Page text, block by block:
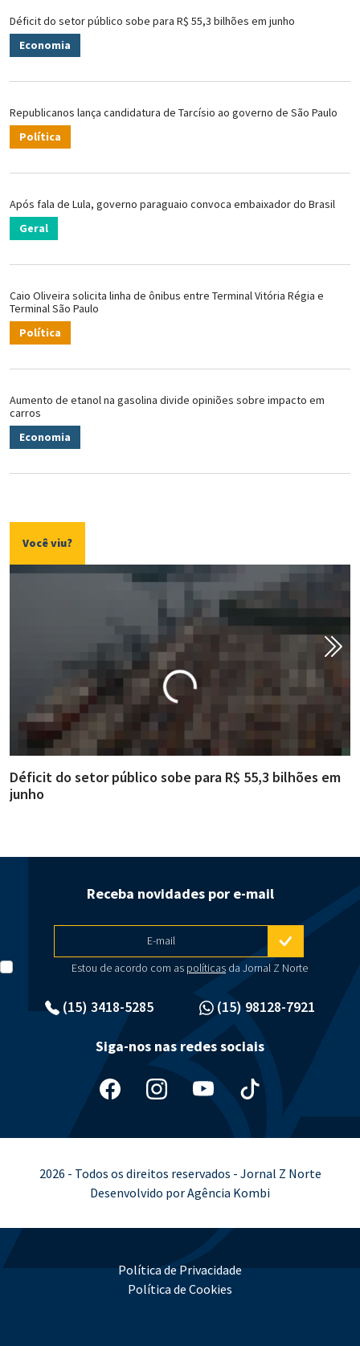
Déficit do setor público sobe para R$ 55,3 bilhões em junho
Economia
Republicanos lança candidatura de Tarcísio ao governo de São Paulo
Política
Após fala de Lula, governo paraguaio convoca embaixador do Brasil
Geral
Caio Oliveira solicita linha de ônibus entre Terminal Vitória Régia e
Terminal São Paulo
Política
Aumento de etanol na gasolina divide opiniões sobre impacto em
carros
Economia
Você viu?
Déficit do setor público sobe para R$ 55,3 bilhões em
junho
(15) 3418-5285 (15) 98128-7921
Receba novidades por e-mail
E-mail
Estou de acordo com as políticasda Jornal Z Norte
Siga-nos nas redes sociais
2026 - Todos os direitos reservados - Jornal Z Norte
Desenvolvido por Agência Kombi
Política de Privacidade
Política de Cookies